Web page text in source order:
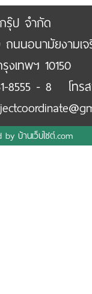
รุ๊ป จำกัด
ถนนอนามัยงา
งเทพฯ 10150
8555 - 8 โทรส
by บ้านเว็บไซต์.com